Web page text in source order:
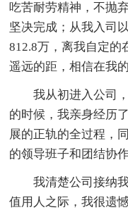
吃苦耐劳精神，不抛
坚决完成；从我入司
812.8万，离我自定的
遥远的距，相信在我
我从初进入公司
的时候，我亲身经历
展的正轨的全过程，
的领导班子和团结协
我清楚公司接纳
值用人之际，我很遗